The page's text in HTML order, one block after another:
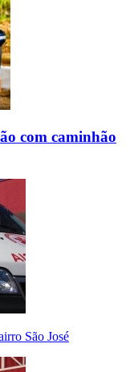
com caminhão
São José